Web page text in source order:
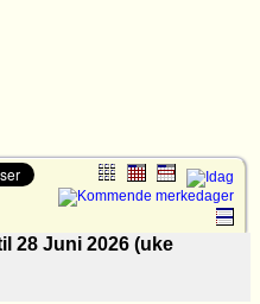
28 Juni 2026 (uke